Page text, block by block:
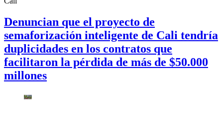
Denuncian que el proyecto de
semaforización inteligente de Cali tendría
duplicidades en los contratos que
facilitaron la pérdida de más de $50.000
millones